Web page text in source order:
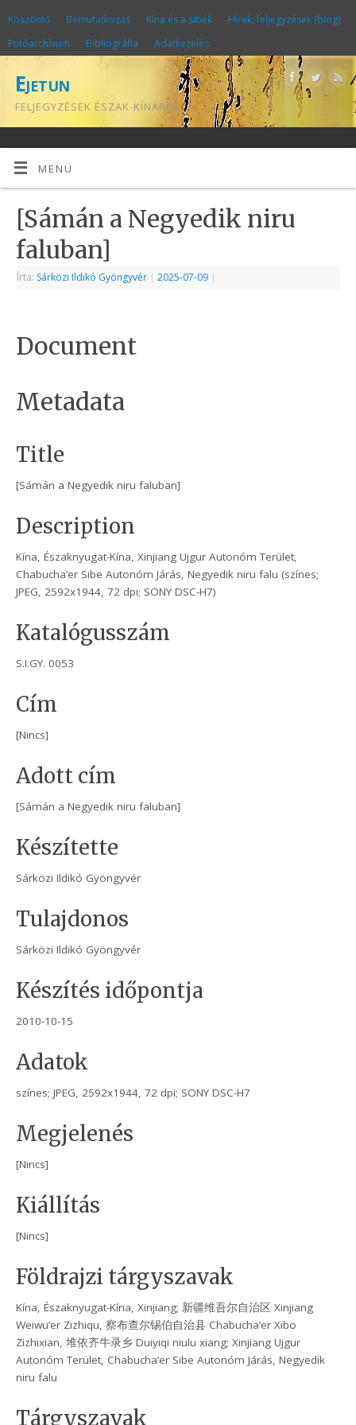
Köszöntő Bemutatkozás Kína és a sibék
Hírek, feljegyzések (blog)
Fotóarchívum
Bibliográfia Adatkezelés
Ejetun
FELJEGYZÉSEK ÉSZAK-KÍNÁRÓL
MENÜ
[Sámán a Negyedik niru
faluban]
Írta: Sárközi Ildikó Gyöngyvér | 2025-07-09 |
Document
Metadata
Title
[Sámán a Negyedik niru faluban]
Description
Kína, Északnyugat-Kína, Xinjiang Ujgur Autonóm Terület,
Chabucha’er Sibe Autonóm Járás, Negyedik niru falu (színes;
JPEG, 2592x1944, 72 dpi; SONY DSC-H7)
Katalógusszám
S.I.GY. 0053
Cím
[Nincs]
Adott cím
[Sámán a Negyedik niru faluban]
Készítette
Sárközi Ildikó Gyöngyvér
Tulajdonos
Sárközi Ildikó Gyöngyvér
Készítés időpontja
2010-10-15
Adatok
színes; JPEG, 2592x1944, 72 dpi; SONY DSC-H7
Megjelenés
[Nincs]
Kiállítás
[Nincs]
Földrajzi tárgyszavak
Kína, Északnyugat-Kína, Xinjiang; 新疆维吾尔自治区 Xinjiang
Weiwu’er Zizhiqu, 察布查尔锡伯自治县 Chabucha’er Xibo
Zizhixian, 堆依齐牛录乡 Duiyiqi niulu xiang; Xinjiang Ujgur
Autonóm Terület, Chabucha’er Sibe Autonóm Járás, Negyedik
niru falu
Tárgyszavak